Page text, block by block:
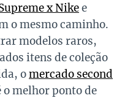
x Nikee
o mesmo caminho.
modelos raros,
itens de coleção
omercado second
o melhor ponto de